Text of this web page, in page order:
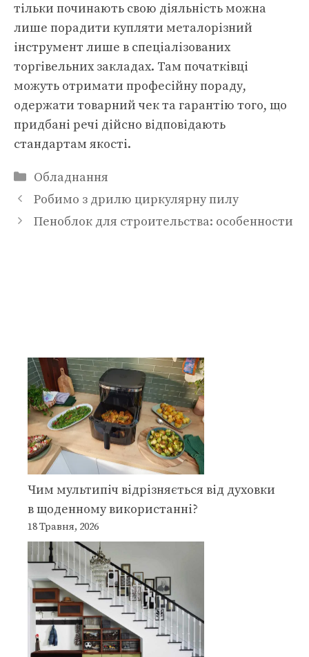
тільки починають свою діяльність можна
лише порадити купляти металорізний
інструмент лише в спеціалізованих
торгівельних закладах. Там початківці
можуть отримати професійну пораду,
одержати товарний чек та гарантію того, що
придбані речі дійсно відповідають
стандартам якості.
Категорії
Обладнання
Робимо з дрилю циркулярну пилу
Пеноблок для строительства: особенности
Чим мультипіч відрізняється від духовки
в щоденному використанні?
18 Травня, 2026